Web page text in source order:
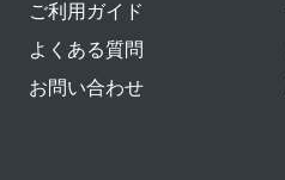
ご利用ガイド
よくある質問
お問い合わせ